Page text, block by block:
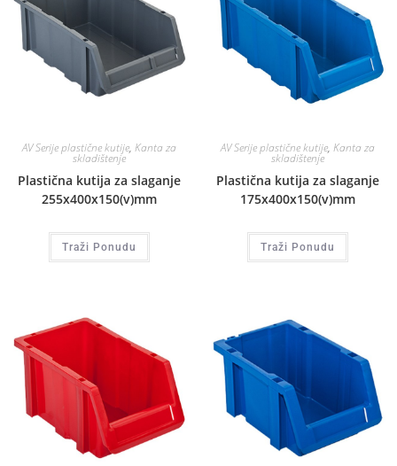
AV Serije plastične kutije, Kanta za
skladištenje
Plastična kutija za slaganje
255x400x150(v)mm
Traži Ponudu
AV Serije plastične kutije, Kanta za
skladištenje
Plastična kutija za slaganje
175x400x150(v)mm
Traži Ponudu